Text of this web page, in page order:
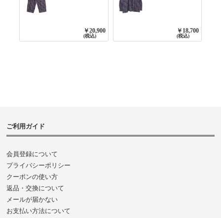
￥20,900
(税込)
3800NAVY BASE
￥18,700
(税込)
ご利用ガイド
会員登録について
プライバシーポリシー
クーポンの使い方
返品・交換について
メールが届かない
お支払い方法について